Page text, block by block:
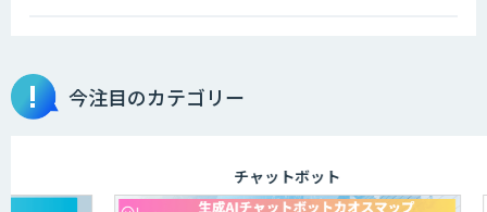
今注目のカテゴリー
チャットボット